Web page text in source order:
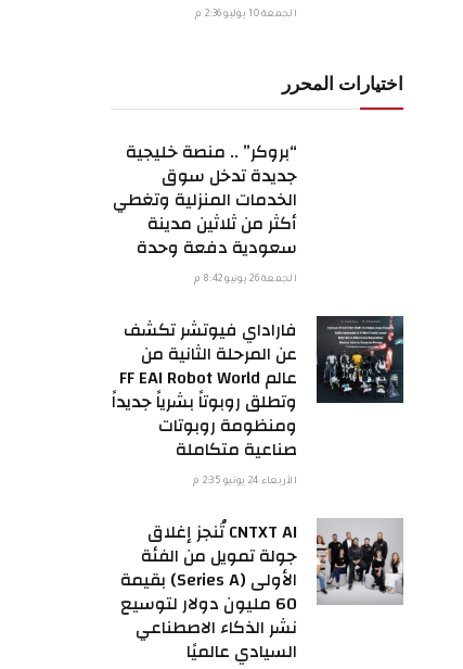
الجمعة 10 يوليو 2:36 م
اختيارات المحرر
“بروكر” .. منصة خليجية
جديدة تدخل سوق
الخدمات المنزلية وتغطي
أكثر من ثلاثين مدينة
سعودية دفعة وحدة
الجمعة 26 يونيو 8:42 م
فاراداي فيوتشر تكشف
عن المرحلة الثانية من
عالم FF EAI Robot World
وتطلق روبوتاً بشرياً جديداً
ومنظومة روبوتات
صناعية متكاملة
الأربعاء 24 يونيو 2:35 م
CNTXT AI تُنجز إغلاق
جولة تمويل من الفئة
الأولى (Series A) بقيمة
60 مليون دولار لتوسيع
نشر الذكاء الاصطناعي
السيادي عالميًا